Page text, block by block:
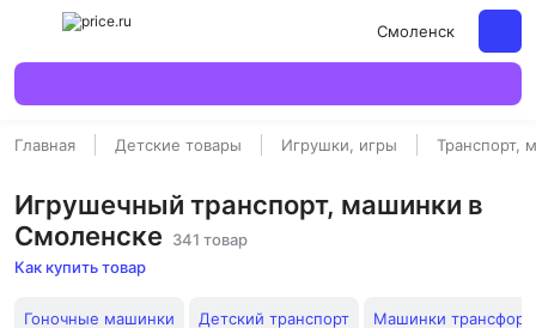
Смоленск
Главная Детские товары Игрушки, игры Транспорт,
Игрушечный транспорт, машинки в
Смоленске
341 товар
Как купить товар
Гоночные машинки Детский транспорт Машинки